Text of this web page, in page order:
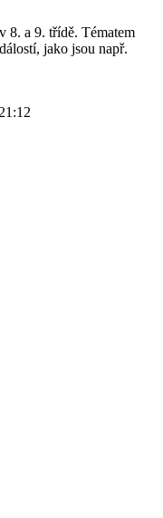
8. a 9. třídě. Tématem
jako jsou např.